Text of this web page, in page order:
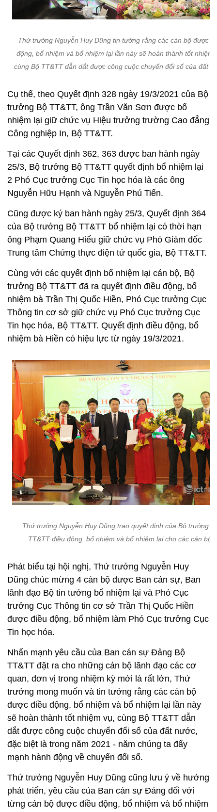
Thứ trưởng Nguyễn Huy Dũng tin tưởng rằng các cán bộ được
động, bổ nhiệm và bổ nhiệm lại lần này sẽ hoàn thành tốt nhiệm
cùng Bộ TT&TT dẫn dắt được công cuộc chuyển đổi số của đất
Cụ thể, theo Quyết định 328 ngày 19/3/2021 của Bộ
trưởng Bộ TT&TT, ông Trần Văn Sơn được bổ
nhiệm lại giữ chức vụ Hiệu trưởng trường Cao đẳng
Công nghiệp In, Bộ TT&TT.
Tại các Quyết định 362, 363 được ban hành ngày
25/3, Bộ trưởng Bộ TT&TT quyết định bổ nhiệm lại
2 Phó Cục trưởng Cục Tin học hóa là các ông
Nguyễn Hữu Hạnh và Nguyễn Phú Tiến.
Cũng được ký ban hành ngày 25/3, Quyết định 364
của Bộ trưởng Bộ TT&TT bổ nhiệm lại có thời hạn
ông Phạm Quang Hiếu giữ chức vụ Phó Giám đốc
Trung tâm Chứng thực điện tử quốc gia, Bộ TT&TT.
Cùng với các quyết định bổ nhiệm lại cán bộ, Bộ
trưởng Bộ TT&TT đã ra quyết định điều động, bổ
nhiệm bà Trần Thị Quốc Hiền, Phó Cục trưởng Cục
Thông tin cơ sở giữ chức vụ Phó Cục trưởng Cục
Tin học hóa, Bộ TT&TT. Quyết định điều động, bổ
nhiệm bà Hiền có hiệu lực từ ngày 19/3/2021.
Thứ trưởng Nguyễn Huy Dũng trao quyết định của Bộ trưởng
TT&TT điều động, bổ nhiệm và bổ nhiệm lại cho các cán bộ.
Phát biểu tại hội nghị, Thứ trưởng Nguyễn Huy
Dũng chúc mừng 4 cán bộ được Ban cán sự, Ban
lãnh đạo Bộ tin tưởng bổ nhiệm lại và Phó Cục
trưởng Cục Thông tin cơ sở Trần Thị Quốc Hiền
được điều động, bổ nhiệm làm Phó Cục trưởng Cục
Tin học hóa.
Nhấn mạnh yêu cầu của Ban cán sự Đảng Bộ
TT&TT đặt ra cho những cán bộ lãnh đạo các cơ
quan, đơn vị trong nhiệm kỳ mới là rất lớn, Thứ
trưởng mong muốn và tin tưởng rằng các cán bộ
được điều động, bổ nhiệm và bổ nhiệm lại lần này
sẽ hoàn thành tốt nhiệm vụ, cùng Bộ TT&TT dẫn
dắt được công cuộc chuyển đổi số của đất nước,
đặc biệt là trong năm 2021 - năm chúng ta đẩy
mạnh hành động về chuyển đổi số.
Thứ trưởng Nguyễn Huy Dũng cũng lưu ý về hướng
phát triển, yêu cầu của Ban cán sự Đảng đối với
từng cán bộ được điều động, bổ nhiệm và bổ nhiệm